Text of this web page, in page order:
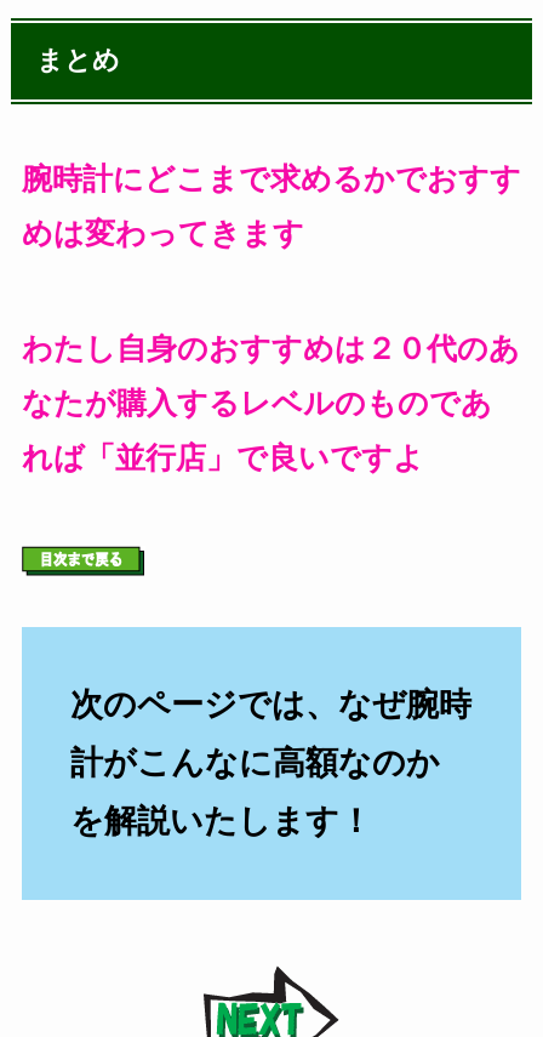
まとめ
腕時計にどこまで求めるかでおすす
めは変わってきます
わたし自身のおすすめは２０代のあ
なたが購入するレベルのものであ
れば「並行店」で良いですよ
次のページでは、なぜ腕時
計がこんなに高額なのか
を解説いたします！